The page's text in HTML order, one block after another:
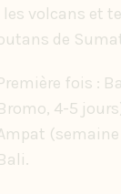
les volcans et
de
fois :
4-5